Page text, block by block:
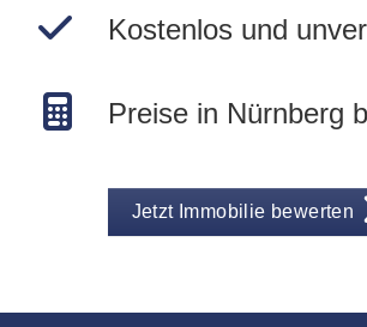
Kostenlos und
Preise in Nürnberg
Jetzt Immobilie bewerten